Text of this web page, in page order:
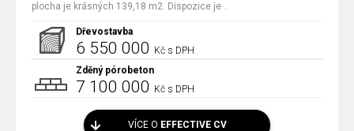
plocha je krásných 139,18 m2. Dispozice je ..
Dřevostavba
6 550 000 Kč s DPH
Zděný pórobeton
7 100 000 Kč s DPH
VÍCE O EFFECTIVE CV